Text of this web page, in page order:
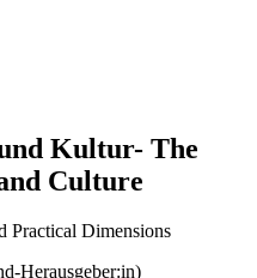
Kultur- The
Culture
Practical Dimensions
Herausgeber:in)